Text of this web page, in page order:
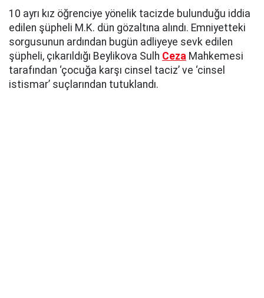
10 ayrı kız öğrenciye yönelik tacizde bulunduğu iddia
edilen şüpheli M.K. dün gözaltına alındı. Emniyetteki
sorgusunun ardından bugün adliyeye sevk edilen
şüpheli, çıkarıldığı Beylikova Sulh Ceza Mahkemesi
tarafından ‘çocuğa karşı cinsel taciz’ ve ‘cinsel
istismar’ suçlarından tutuklandı.